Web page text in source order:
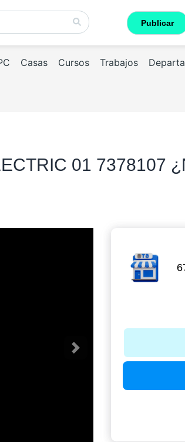
Publicar
Casas Cursos Trabajos
01 7378107